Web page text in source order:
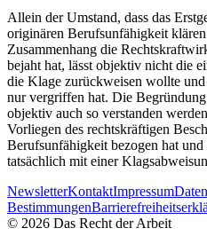
Allein der Umstand, dass das
originären Berufsunfähigkeit
Zusammenhang die
bejaht hat, lässt objektiv nicht die
die Klage zurückweisen wollte
nur vergriffen hat. Die
objektiv auch so verstanden
Vorliegen des rechtskräftigen
Berufsunfähigkeit bezogen hat
tatsächlich mit einer
NewsletterKontaktImpressum
Bestimmungen
© 2026 Das Recht der Arbeit